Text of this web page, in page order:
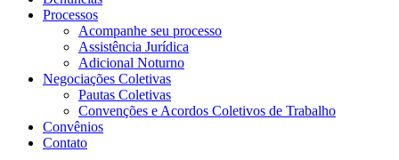
Processos
Acompanhe seu processo
Assistência Jurídica
Adicional Noturno
Negociações Coletivas
Pautas Coletivas
Convenções e Acordos Coletivos de Trabalho
Convênios
Contato